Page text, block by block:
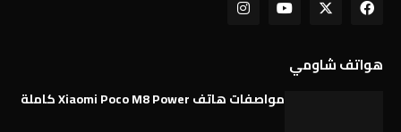
هواتف شاومي
مواصفات هاتف Xiaomi Poco M8 Power كاملة